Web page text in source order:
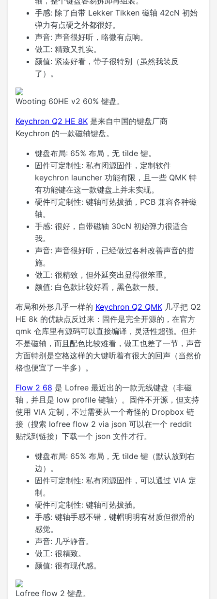
手感: 除了自带 Lekker Tikken 磁轴 42cN 初始
弹力有点硬之外都很好。
声音: 声音很好听，略微有点响。
做工: 精致又扎实。
颜值: 紧凑好看，带子很特别（虽然我装反
了）。
Wooting 60HE v2 60% 键盘。
Keychron Q2 HE 8K 是来自中国的键盘厂商
Keychron 的一款磁轴键盘。
键盘布局: 65% 布局，无 tilde 键。
固件可定制性: 私有闭源固件，定制软件
keychron launcher 功能有限，且一些 QMK 特
有功能键在这一款键盘上并未实现。
硬件可定制性: 键轴可热拔插，PCB 兼容各种磁
轴。
手感: 很好，自带磁轴 30cN 初始弹力很适合
我。
声音: 声音很好听，已经做过各种改善声音的措
施。
做工: 很精致，但外延突出显得很笨重。
颜值: 白色款比较好看，黑色款一般。
布局和外形几乎一样的 Keychron Q2 QMK 几乎把 Q2
HE 8k 的优缺点反过来：固件是完全开源的，在官方
qmk 仓库里有源码可以直接编译，灵活性超强。但并
不是磁轴，而且配色比较难看，做工也差了一节，声音
方面特别是空格这样的大键听着有很大的回声（当然价
格也便宜了一半多）。
Flow 2 68 是 Lofree 最近出的一款无线键盘（非磁
轴，并且是 low profile 键轴）。固件不开源，但支持
使用 VIA 定制，不过需要从一个奇怪的 Dropbox 链
接（搜索 lofree flow 2 via json 可以在一个 reddit
贴找到链接）下载一个 json 文件才行。
键盘布局: 65% 布局，无 tilde 键（默认放到右
边）。
固件可定制性: 私有闭源固件，可以通过 VIA 定
制。
硬件可定制性: 键轴可热拔插。
手感: 键轴手感不错，键帽明明有材质但很滑的
感觉。
声音: 几乎静音。
做工: 很精致。
颜值: 很有现代感。
Lofree flow 2 键盘。